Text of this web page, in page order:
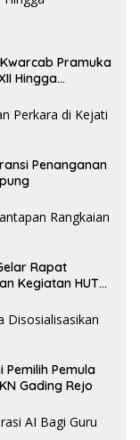
Pramuka
Hingga
Penanganan
Rapat
Kegiatan HUT
Pemilih Pemula
Gading Rejo